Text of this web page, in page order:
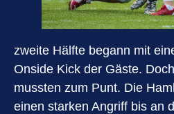
zweite Hälfte begann mit
Onside Kick der Gäste.
mussten zum Punt. Die
einen starken Angriff bis an